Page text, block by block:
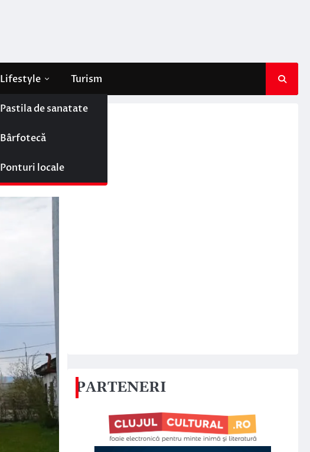
Lifestyle
Pastila de sanatate
Bârfotecă
Ponturi locale
Turism
PARTENERI